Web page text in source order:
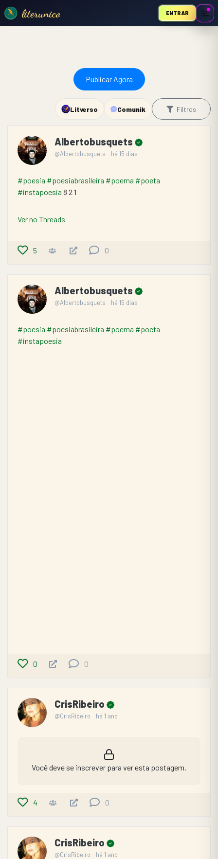
literunico ENTRAR
Publicar Agora
Litverso Comunik Filtros
Albertobusquets
@Albertobusquets há 15 dias
#poesia #poesiabrasileira #poema #poeta
#instapoesia 8 2 1
Ver no Threads
5 0
Albertobusquets
@Albertobusquets há 15 dias
#poesia #poesiabrasileira #poema #poeta
#instapoesia
0 0
CrisRibeiro
@CrisRibeiro há 1 ano
Você deve se inscrever para ver esta postagem.
4 0
CrisRibeiro
@CrisRibeiro há 1 ano